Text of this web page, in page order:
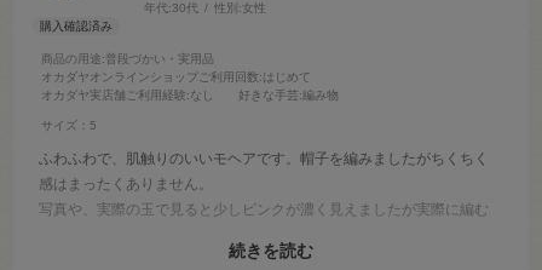
年代:30代 性別:女性
商品の用途:普段づかい・実用品
オカダヤオンラインショップご利用回数:はじめて
オカダヤ実店舗ご利用経験:なし 好きな手芸:編み物
サイズ：5
ふわふわで、肌触りのいいモヘアです。帽子を編みましたがちくちく
感はまったくありません。
写真や、実際の玉で見ると少しピンクが濃く見えましたが実際に編む
他のショップでは売り切れていたカラーでしたがオカダヤさんに在庫
続きを読む